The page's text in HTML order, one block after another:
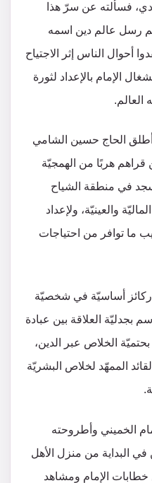
فسألته عن سرّ هذا
رسل عالم دين اسمه
أحوال الناس إثر الاجتياح
الإمام بالإعداد لثورة
العام 1978، حين أطلق الحاج حسين الشامي
قراهم هربًا من الهمجيّة
في منطقة الشياح
والعينيّة، ولإعداد
ما توافر من احتياجات
أساسيّة في شخصيّة
بجدليّة العلاقة بين عبادة
الخلاص عبر الدين،
الممهّد لخلاص البشريّة
الخميني وأطروحته
البداية من منزل الأهل
الإمام ومشاهد